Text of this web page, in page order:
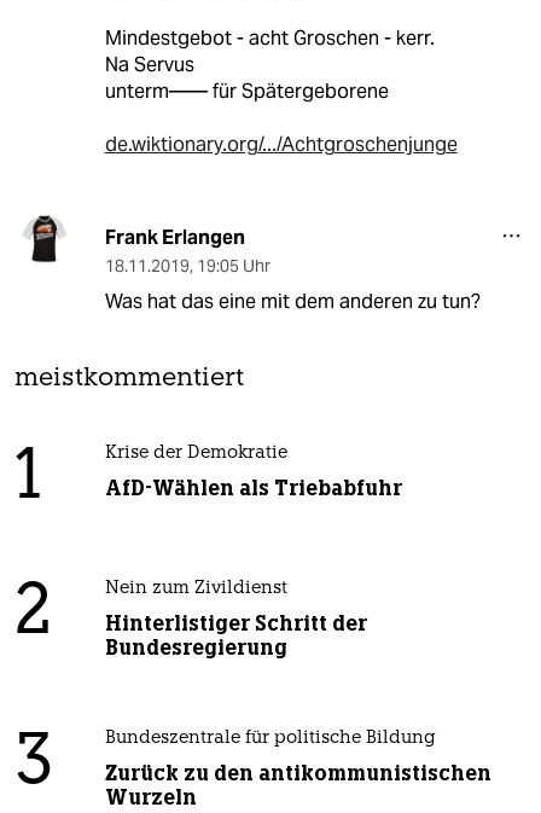
Mindestgebot - acht Groschen - kerr.
Na Servus
unterm—— für Spätergeborene
de.wiktionary.org/.../Achtgroschenjunge
Frank Erlangen
18.11.2019, 19:05 Uhr
Was hat das eine mit dem anderen zu tun?
meistkommentiert
1 Krise der Demokratie
AfD-Wählen als Triebabfuhr
2 Nein zum Zivildienst
Hinterlistiger Schritt der
Bundesregierung
3 Bundeszentrale für politische Bildung
Zurück zu den antikommunistischen
Wurzeln